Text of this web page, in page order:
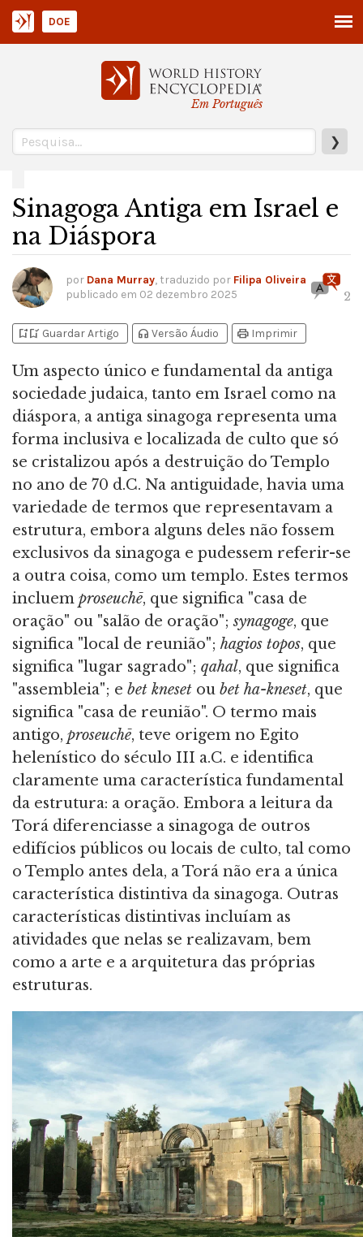
Em Português
❯
DOE
Sinagoga Antiga em Israel e
na Diáspora
por Dana Murray, traduzido por Filipa Oliveira
publicado em 02 dezembro 2025 2
bookmark_addbookmark_added Guardar Artigo headphones Versão Áudio print Imprimir
Um aspecto único e fundamental da antiga
sociedade judaica, tanto em Israel como na
diáspora, a antiga sinagoga representa uma
forma inclusiva e localizada de culto que só
se cristalizou após a destruição do Templo
no ano de 70 d.C. Na antiguidade, havia uma
variedade de termos que representavam a
estrutura, embora alguns deles não fossem
exclusivos da sinagoga e pudessem referir-se
a outra coisa, como um templo. Estes termos
incluem proseuchē, que significa "casa de
oração" ou "salão de oração";synagoge, que
significa "local de reunião"; hagios topos, que
significa "lugar sagrado"; qahal, que significa
"assembleia"; e bet kneset ou bet ha-kneset, que
significa "casa de reunião". O termo mais
antigo, proseuchē, teve origem no Egito
helenístico do século III a.C. e identifica
claramente uma característica fundamental
da estrutura: a oração. Embora a leitura da
Torá diferenciasse a sinagoga de outros
edifícios públicos ou locais de culto, tal como
o Templo antes dela, a Torá não era a única
característica distintiva da sinagoga. Outras
características distintivas incluíam as
atividades que nelas se realizavam, bem
como a arte e a arquitetura das próprias
estruturas.